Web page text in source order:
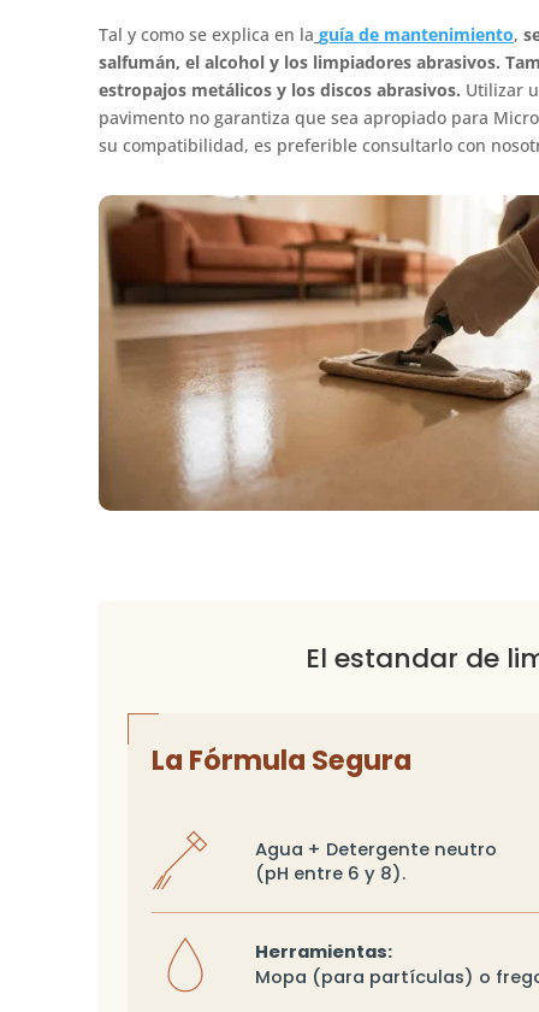
Tal y como se explica en la guía de mantenimiento,
salfumán, el alcohol y los limpiadores abrasivos.
estropajos metálicos y los discos abrasivos. Utilizar
pavimento no garantiza que sea apropiado para
su compatibilidad, es preferible consultarlo con
El estandar de
La Fórmula Segura
Agua + Detergente neutro
(pH entre 6 y 8).
Herramientas:
Mopa (para partículas) o